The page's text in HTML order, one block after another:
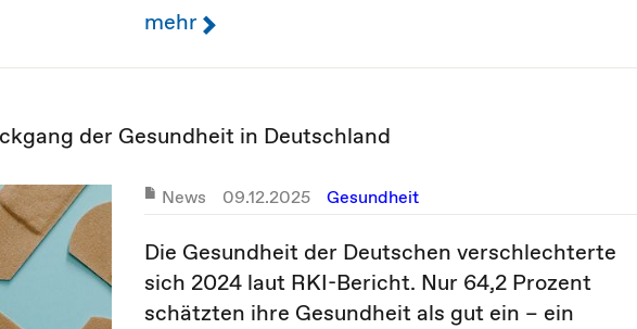
mehr
der Gesundheit in Deutschland
News 09.12.2025 Gesundheit
Die Gesundheit der Deutschen verschlechterte
sich 2024 laut RKI-Bericht. Nur 64,2 Prozent
schätzten ihre Gesundheit als gut ein – ein